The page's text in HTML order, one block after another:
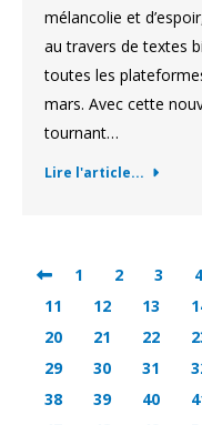
mélancolie et
au travers de textes
toutes les
mars. Avec cette
tournant…
Lire l'article...
1 2 3 4
11
12 13
20
21 22
29
30 31
38
39 40